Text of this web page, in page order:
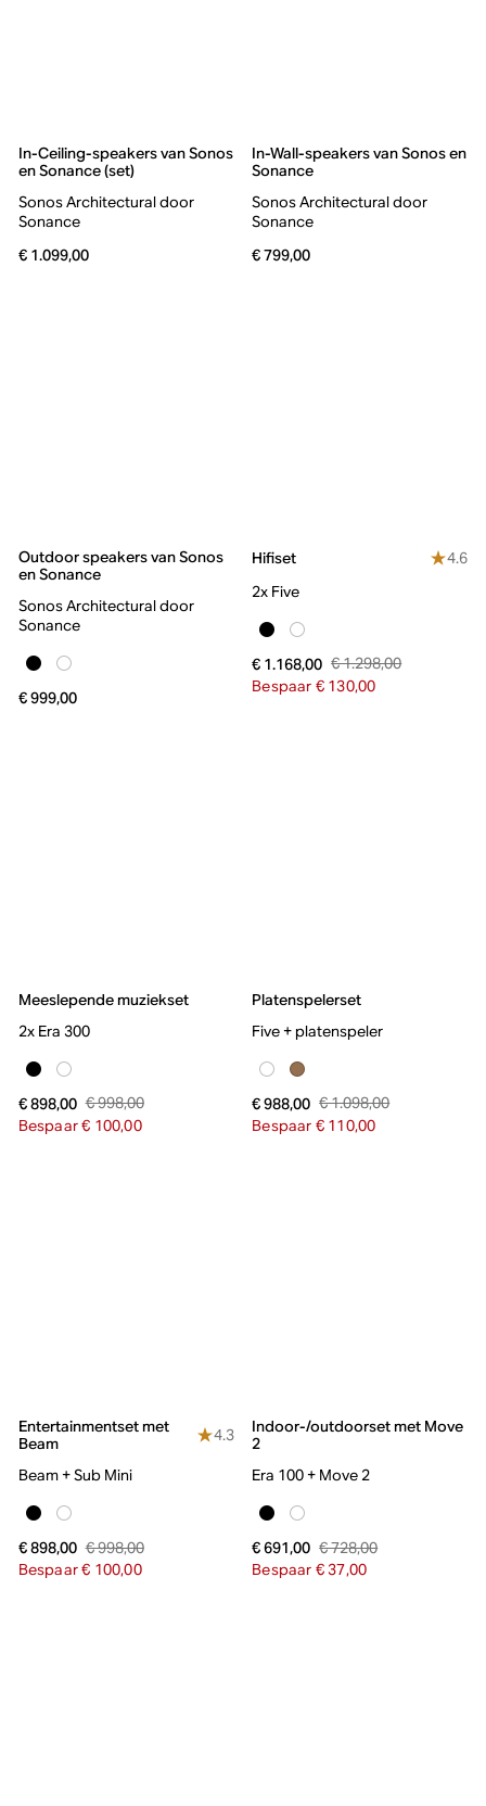
In-Ceiling-speakers van Sonos
en Sonance (set)
Sonos Architectural door
Sonance
€ 1.099,00
In-Wall-speakers van Sonos en
Sonance
Sonos Architectural door
Sonance
€ 799,00
Outdoor speakers van Sonos
en Sonance
Sonos Architectural door
Sonance
€ 999,00
Hifiset
4.6
2x Five
€ 1.168,00 € 1.298,00
Bespaar € 130,00
Meeslepende muziekset
2x Era 300
€ 898,00 € 998,00
Bespaar € 100,00
Platenspelerset
Five + platenspeler
€ 988,00 € 1.098,00
Bespaar € 110,00
Entertainmentset met
Beam
4.3
Beam + Sub Mini
€ 898,00 € 998,00
Bespaar € 100,00
Indoor-/outdoorset met Move
2
Era 100 + Move 2
€ 691,00 € 728,00
Bespaar € 37,00